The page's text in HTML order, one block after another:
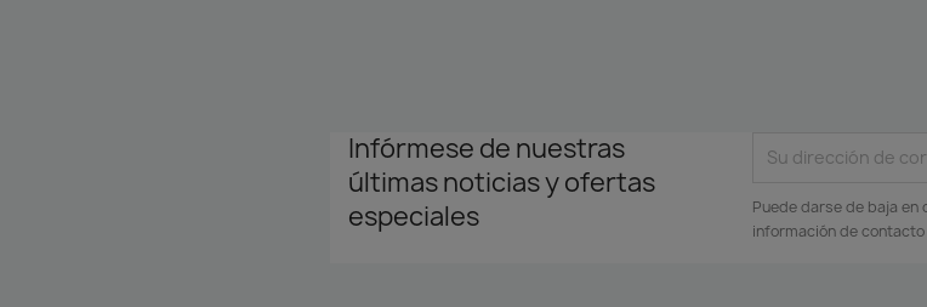
Infórmese de nuestras
últimas noticias y ofertas
especiales
Puede darse de baja en
información de contacto